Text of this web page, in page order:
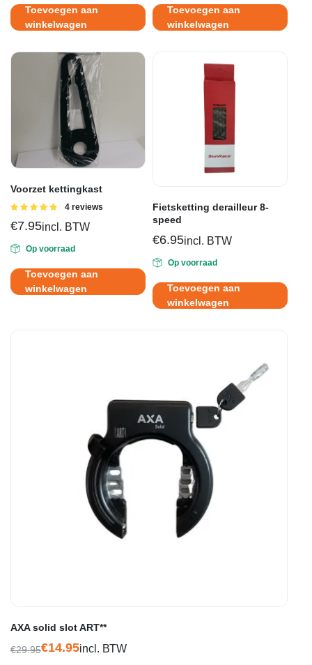
Toevoegen aan
winkelwagen
Toevoegen aan
winkelwagen
Voorzet kettingkast
Gewaardeerd
4 reviews
€7.95incl. BTW
Op voorraad
Toevoegen aan
winkelwagen
Fietsketting derailleur 8-
speed
€6.95incl. BTW
Op voorraad
Toevoegen aan
winkelwagen
AXA solid slot ART**
€29.95€14.95incl. BTW